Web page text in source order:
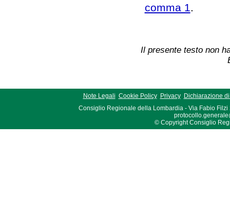
comma 1.
Il presente testo non
Note Legali Cookie Policy Privacy
Dichiarazione
Consiglio Regionale della Lombardia - Via Fabio Filzi
© Copyright Consiglio